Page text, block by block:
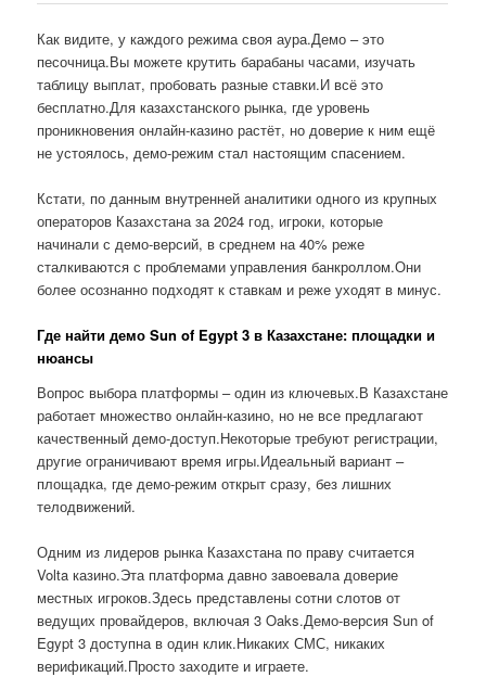
Как видите, у каждого режима своя аура.Демо – это
песочница.Вы можете крутить барабаны часами, изучать
таблицу выплат, пробовать разные ставки.И всё это
бесплатно.Для казахстанского рынка, где уровень
проникновения онлайн-казино растёт, но доверие к ним ещё
не устоялось, демо-режим стал настоящим спасением.
Кстати, по данным внутренней аналитики одного из крупных
операторов Казахстана за 2024 год, игроки, которые
начинали с демо-версий, в среднем на 40% реже
сталкиваются с проблемами управления банкроллом.Они
более осознанно подходят к ставкам и реже уходят в минус.
Где найти демо Sun of Egypt 3 в Казахстане: площадки и
нюансы
Вопрос выбора платформы – один из ключевых.В Казахстане
работает множество онлайн-казино, но не все предлагают
качественный демо-доступ.Некоторые требуют регистрации,
другие ограничивают время игры.Идеальный вариант –
площадка, где демо-режим открыт сразу, без лишних
телодвижений.
Одним из лидеров рынка Казахстана по праву считается
Volta казино.Эта платформа давно завоевала доверие
местных игроков.Здесь представлены сотни слотов от
ведущих провайдеров, включая 3 Oaks.Демо-версия Sun of
Egypt 3 доступна в один клик.Никаких СМС, никаких
верификаций.Просто заходите и играете.